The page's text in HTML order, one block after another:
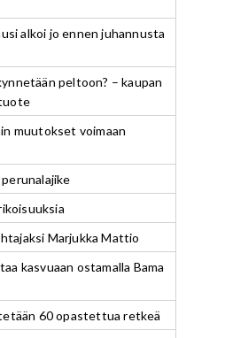
alkoi jo ennen juhannusta
peltoon? – kaupan
muutokset voimaan
Marjukka Mattio
kasvuaan ostamalla Bama
60 opastettua retkeä